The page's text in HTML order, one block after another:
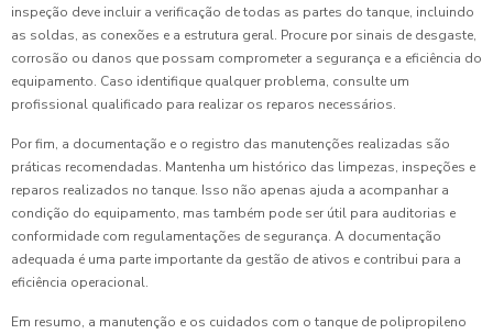
inspeção deve incluir a verificação de todas as partes do tanque, incluindo
as soldas, as conexões e a estrutura geral. Procure por sinais de desgaste,
corrosão ou danos que possam comprometer a segurança e a eficiência do
equipamento. Caso identifique qualquer problema, consulte um
profissional qualificado para realizar os reparos necessários.
Por fim, a documentação e o registro das manutenções realizadas são
práticas recomendadas. Mantenha um histórico das limpezas, inspeções e
reparos realizados no tanque. Isso não apenas ajuda a acompanhar a
condição do equipamento, mas também pode ser útil para auditorias e
conformidade com regulamentações de segurança. A documentação
adequada é uma parte importante da gestão de ativos e contribui para a
eficiência operacional.
Em resumo, a manutenção e os cuidados com o tanque de polipropileno